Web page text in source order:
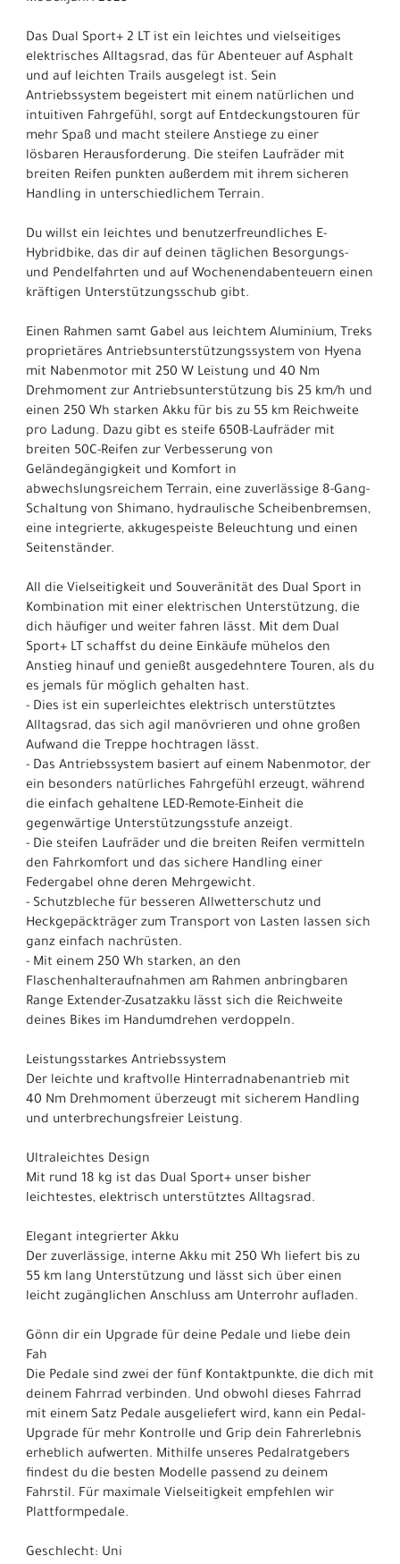
Das Dual Sport+ 2 LT ist ein leichtes und vielseitiges
elektrisches Alltagsrad, das für Abenteuer auf Asphalt
und auf leichten Trails ausgelegt ist. Sein
Antriebssystem begeistert mit einem natürlichen und
intuitiven Fahrgefühl, sorgt auf Entdeckungstouren für
mehr Spaß und macht steilere Anstiege zu einer
lösbaren Herausforderung. Die steifen Laufräder mit
breiten Reifen punkten außerdem mit ihrem sicheren
Handling in unterschiedlichem Terrain.
Du willst ein leichtes und benutzerfreundliches E-
Hybridbike, das dir auf deinen täglichen Besorgungs-
und Pendelfahrten und auf Wochenendabenteuern einen
kräftigen Unterstützungsschub gibt.
Einen Rahmen samt Gabel aus leichtem Aluminium, Treks
proprietäres Antriebsunterstützungssystem von Hyena
mit Nabenmotor mit 250 W Leistung und 40 Nm
Drehmoment zur Antriebsunterstützung bis 25 km/h und
einen 250 Wh starken Akku für bis zu 55 km Reichweite
pro Ladung. Dazu gibt es steife 650B-Laufräder mit
breiten 50C-Reifen zur Verbesserung von
Geländegängigkeit und Komfort in
abwechslungsreichem Terrain, eine zuverlässige 8-Gang-
Schaltung von Shimano, hydraulische Scheibenbremsen,
eine integrierte, akkugespeiste Beleuchtung und einen
Seitenständer.
All die Vielseitigkeit und Souveränität des Dual Sport in
Kombination mit einer elektrischen Unterstützung, die
dich häufiger und weiter fahren lässt. Mit dem Dual
Sport+ LT schaffst du deine Einkäufe mühelos den
Anstieg hinauf und genießt ausgedehntere Touren, als du
es jemals für möglich gehalten hast.
- Dies ist ein superleichtes elektrisch unterstütztes
Alltagsrad, das sich agil manövrieren und ohne großen
Aufwand die Treppe hochtragen lässt.
- Das Antriebssystem basiert auf einem Nabenmotor, der
ein besonders natürliches Fahrgefühl erzeugt, während
die einfach gehaltene LED-Remote-Einheit die
gegenwärtige Unterstützungsstufe anzeigt.
- Die steifen Laufräder und die breiten Reifen vermitteln
den Fahrkomfort und das sichere Handling einer
Federgabel ohne deren Mehrgewicht.
- Schutzbleche für besseren Allwetterschutz und
Heckgepäckträger zum Transport von Lasten lassen sich
ganz einfach nachrüsten.
- Mit einem 250 Wh starken, an den
Flaschenhalteraufnahmen am Rahmen anbringbaren
Range Extender-Zusatzakku lässt sich die Reichweite
deines Bikes im Handumdrehen verdoppeln.
Leistungsstarkes Antriebssystem
Der leichte und kraftvolle Hinterradnabenantrieb mit
40 Nm Drehmoment überzeugt mit sicherem Handling
und unterbrechungsfreier Leistung.
Ultraleichtes Design
Mit rund 18 kg ist das Dual Sport+ unser bisher
leichtestes, elektrisch unterstütztes Alltagsrad.
Elegant integrierter Akku
Der zuverlässige, interne Akku mit 250 Wh liefert bis zu
55 km lang Unterstützung und lässt sich über einen
leicht zugänglichen Anschluss am Unterrohr aufladen.
Gönn dir ein Upgrade für deine Pedale und liebe dein
Fah
Die Pedale sind zwei der fünf Kontaktpunkte, die dich mit
deinem Fahrrad verbinden. Und obwohl dieses Fahrrad
mit einem Satz Pedale ausgeliefert wird, kann ein Pedal-
Upgrade für mehr Kontrolle und Grip dein Fahrerlebnis
erheblich aufwerten. Mithilfe unseres Pedalratgebers
findest du die besten Modelle passend zu deinem
Fahrstil. Für maximale Vielseitigkeit empfehlen wir
Plattformpedale.
Geschlecht: Uni